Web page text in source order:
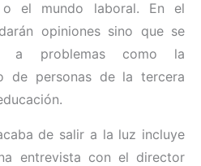
el mundo laboral. En el
opiniones sino que se
a problemas como la
de personas de la tercera
de salir a la luz incluye
entrevista con el director